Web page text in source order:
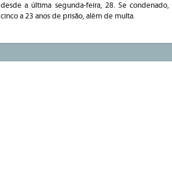
desde a última segunda-feira, 28. Se
cinco a 23 anos de prisão, além de multa.